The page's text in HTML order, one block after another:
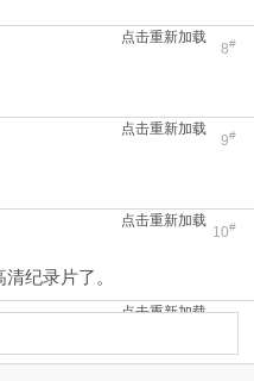
点击重新加载
8#
点击重新加载
9#
点击重新加载
10#
纪录片了。
点击重新加载